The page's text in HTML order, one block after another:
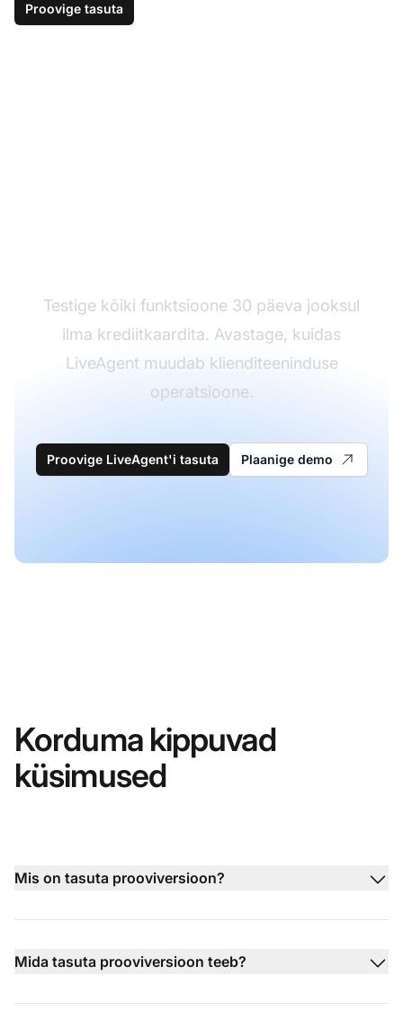
Proovige tasuta
Testige kõiki funktsioone 30 päeva jooksul
ilma krediitkaardita. Avastage, kuidas
LiveAgent muudab klienditeeninduse
operatsioone.
Proovige LiveAgent'i tasuta Plaanige demo
Korduma kippuvad
küsimused
Mis on tasuta prooviversioon?
Mida tasuta prooviversioon teeb?